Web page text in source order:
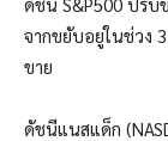
จากขยับอยู่ในช่วง
ขาย
ดัชนีแนสแด็ก